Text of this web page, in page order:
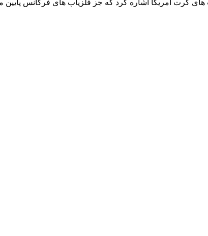
های گرت آمریکا اشاره کرد که جز فلزیاب های فرکانس